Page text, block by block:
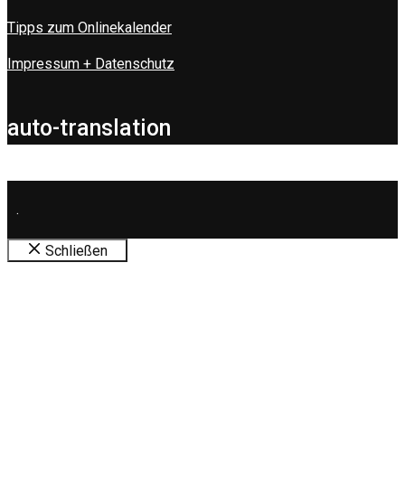
Tipps zum Onlinekalender
Impressum + Datenschutz
auto-translation
.
Schließen